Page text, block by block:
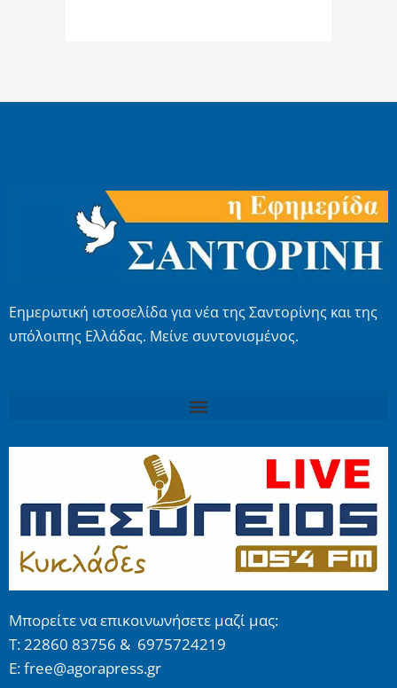
Εημερωτική ιστοσελίδα για νέα της Σαντορίνης και της
υπόλοιπης Ελλάδας. Μείνε συντονισμένος.
Μπορείτε να επικοινωνήσετε μαζί μας:
Τ: 22860 83756 & 6975724219
E: free@agorapress.gr